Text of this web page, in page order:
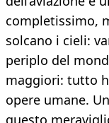
completissimo,
solcano i cieli:
periplo del
maggiori: tutto
opere umane.
questo